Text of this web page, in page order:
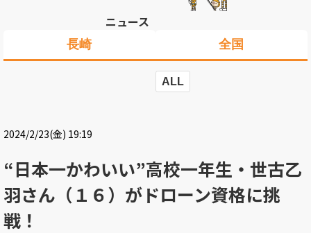
ニュース
長崎 全国
ALL
2024/2/23(金) 19:19
“日本一かわいい”高校一年生・世古乙
羽さん（１６）がドローン資格に挑
戦！